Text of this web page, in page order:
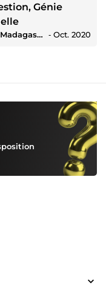
Génie
Institut Supérieur Polytechnique de Madagascar ‐ Oct. 2020